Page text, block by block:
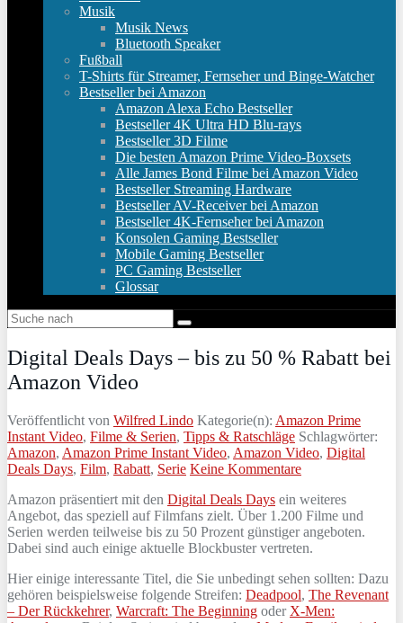
Musik
Musik News
Bluetooth Speaker
Fußball
T-Shirts für Streamer, Fernseher und Binge-Watcher
Bestseller bei Amazon
Amazon Alexa Echo Bestseller
Bestseller 4K Ultra HD Blu-rays
Bestseller 3D Filme
Die besten Amazon Prime Video-Boxsets
Alle James Bond Filme bei Amazon Video
Bestseller Streaming Hardware
Bestseller AV-Receiver bei Amazon
Bestseller 4K-Fernseher bei Amazon
Konsolen Gaming Bestseller
Mobile Gaming Bestseller
PC Gaming Bestseller
Glossar
Digital Deals Days – bis zu 50 % Rabatt bei
Amazon Video
Veröffentlicht von Wilfred Lindo Kategorie(n): Amazon Prime
Instant Video, Filme & Serien, Tipps & Ratschläge Schlagwörter:
Amazon, Amazon Prime Instant Video, Amazon Video, Digital
Deals Days, Film, Rabatt, Serie Keine Kommentare
Amazon präsentiert mit den Digital Deals Days ein weiteres
Angebot, das speziell auf Filmfans zielt. Über 1.200 Filme und
Serien werden teilweise bis zu 50 Prozent günstiger angeboten.
Dabei sind auch einige aktuelle Blockbuster vertreten.
Hier einige interessante Titel, die Sie unbedingt sehen sollten: Dazu
gehören beispielsweise folgende Streifen: Deadpool, The Revenant
– Der Rückkehrer, Warcraft: The Beginning oder X-Men: